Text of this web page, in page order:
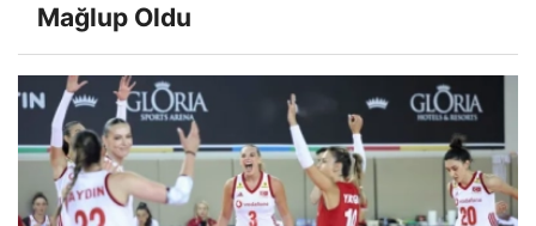
Mağlup Oldu